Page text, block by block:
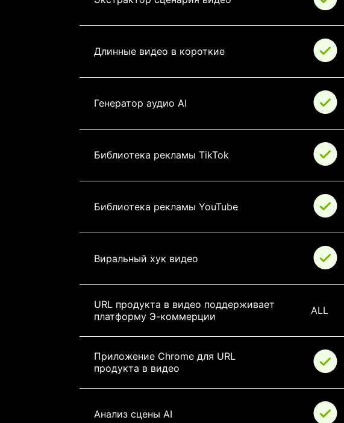
Длинные видео в короткие
Генератор аудио AI
Библиотека рекламы TikTok
Библиотека рекламы YouTube
Виральный хук видео
URL продукта в видео поддерживает
платформу Э-коммерции
ALL
Приложение Chrome для URL
продукта в видео
Анализ сцены AI